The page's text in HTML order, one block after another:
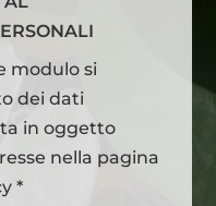
modulo si
dei dati
in oggetto
nella pagina
*